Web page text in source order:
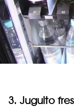
3. Juguito